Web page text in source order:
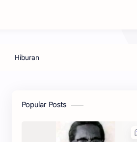
Popular Posts